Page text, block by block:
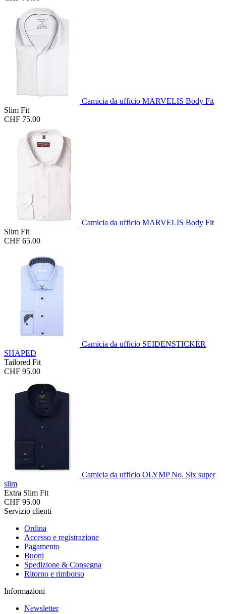
Camicia da ufficio MARVELIS Body Fit
Slim Fit
CHF 75.00
Camicia da ufficio MARVELIS Body Fit
Slim Fit
CHF 65.00
Camicia da ufficio SEIDENSTICKER
SHAPED
Tailored Fit
CHF 95.00
Camicia da ufficio OLYMP No. Six super
slim
Extra Slim Fit
CHF 95.00
Servizio clienti
Ordina
Accesso e registrazione
Pagamento
Buoni
Spedizione & Consegna
Ritorno e rimborso
Informazioni
Newsletter